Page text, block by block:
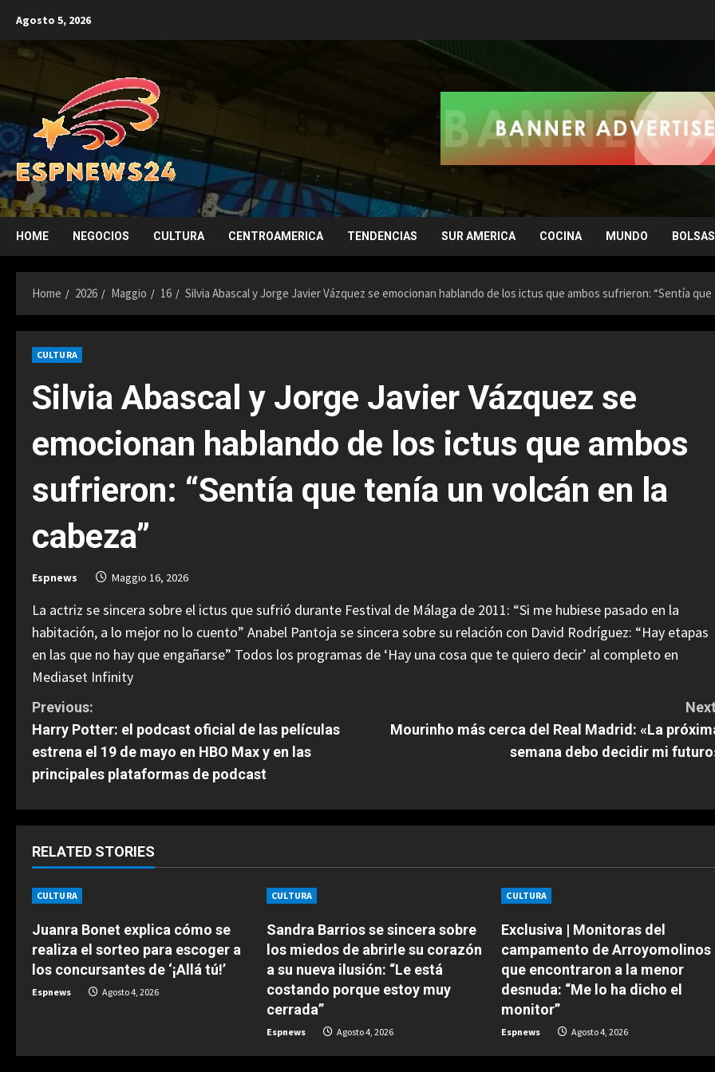
content
Agosto 5, 2026
HOME NEGOCIOS CULTURA CENTROAMERICA TENDENCIAS SUR AMERICA COCINA MUNDO
Home 2026 Maggio 16 Silvia Abascal y Jorge Javier Vázquez se emocionan hablando de los ictus que ambos sufrieron: “Sentía
CULTURA
Silvia Abascal y Jorge Javier Vázquez se
emocionan hablando de los ictus que ambos
sufrieron: “Sentía que tenía un volcán en la
cabeza”
Espnews Maggio 16, 2026
La actriz se sincera sobre el ictus que sufrió durante Festival de Málaga de 2011: “Si me hubiese pasado en la
habitación, a lo mejor no lo cuento” Anabel Pantoja se sincera sobre su relación con David Rodríguez: “Hay etapas
en las que no hay que engañarse” Todos los programas de ‘Hay una cosa que te quiero decir’ al completo en
Mediaset Infinity
C
o
n
t
i
u
e
R
Previous:
Harry Potter: el podcast oficial de las películas
estrena el 19 de mayo en HBO Max y en las
principales plataformas de podcast
Mourinho más cerca del Real Madrid: «La
semana debo decidir mi
RELATED STORIES
CULTURA
Juanra Bonet explica cómo se
realiza el sorteo para escoger a
los concursantes de ‘¡Allá tú!’
Espnews Agosto 4, 2026
CULTURA
Sandra Barrios se sincera sobre
los miedos de abrirle su corazón
a su nueva ilusión: “Le está
costando porque estoy muy
cerrada”
Espnews Agosto 4, 2026
CULTURA
Exclusiva | Monitoras del
campamento de Arroyomolinos
que encontraron a la menor
desnuda: “Me lo ha dicho el
monitor”
Espnews Agosto 4, 2026